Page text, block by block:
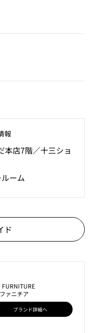
報
本店7階／十三ショ
ーム
ド
FURNITURE
ァニチア
ブランド詳細へ